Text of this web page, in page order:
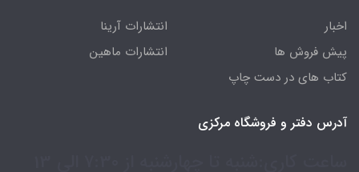
اخبار
پیش فروش ها
کتاب های در دست چاپ
انتشارات آرینا
انتشارات ماهین
آدرس دفتر و فروشگاه مرکزی